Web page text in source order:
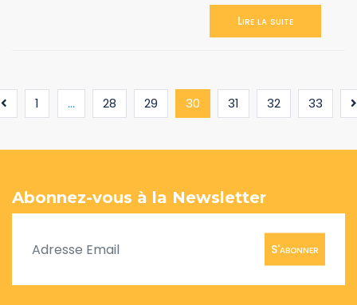
Lire la suite
1 ... 28 29 30(current)
31 32 33
Abonnez-vous à la Newsletter
S'abonner